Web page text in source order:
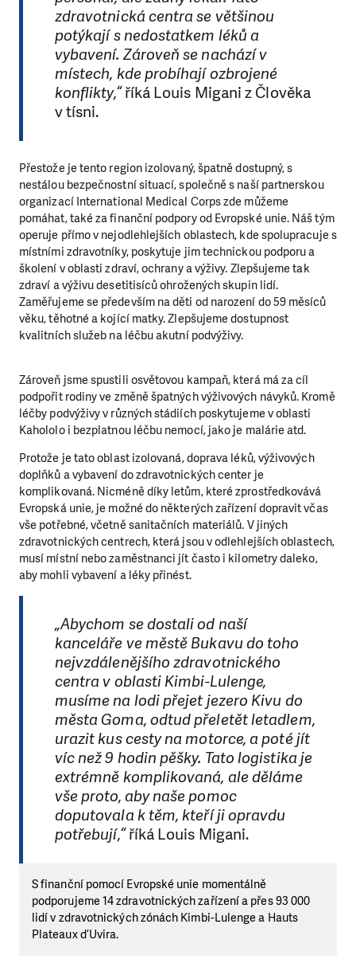
zdravotnická centra se většinou
potýkají s nedostatkem léků a
vybavení. Zároveň se nachází v
místech, kde probíhají ozbrojené
konflikty,“říká Louis Migani z Člověka
v tísni.
Přestože je tento region izolovaný, špatně dostupný, s
nestálou bezpečnostní situací, společně s naší partnerskou
organizací International Medical Corps zde můžeme
pomáhat, také za finanční podpory od Evropské unie. Náš tým
operuje přímo v nejodlehlejších oblastech, kde spolupracuje s
místními zdravotníky, poskytuje jim technickou podporu a
školení v oblasti zdraví, ochrany a výživy. Zlepšujeme tak
zdraví a výživu desetitisíců ohrožených skupin lidí.
Zaměřujeme se především na děti od narození do 59 měsíců
věku, těhotné a kojící matky. Zlepšujeme dostupnost
kvalitních služeb na léčbu akutní podvýživy.
Zároveň jsme spustili osvětovou kampaň, která má za cíl
podpořit rodiny ve změně špatných výživových návyků. Kromě
léčby podvýživy v různých stádiích poskytujeme v oblasti
Kahololo i bezplatnou léčbu nemocí, jako je malárie atd.
Protože je tato oblast izolovaná, doprava léků, výživových
doplňků a vybavení do zdravotnických center je
komplikovaná. Nicméně díky letům, které zprostředkovává
Evropská unie, je možné do některých zařízení dopravit včas
vše potřebné, včetně sanitačních materiálů. V jiných
zdravotnických centrech, která jsou v odlehlejších oblastech,
musí místní nebo zaměstnanci jít často i kilometry daleko,
aby mohli vybavení a léky přinést.
„Abychom se dostali od naší
kanceláře ve městě Bukavu do toho
nejvzdálenějšího zdravotnického
centra v oblasti Kimbi-Lulenge,
musíme na lodi přejet jezero Kivu do
města Goma, odtud přeletět letadlem,
urazit kus cesty na motorce, a poté jít
víc než 9 hodin pěšky. Tato logistika je
extrémně komplikovaná, ale děláme
vše proto, aby naše pomoc
doputovala k těm, kteří ji opravdu
potřebují,“říká Louis Migani.
S finanční pomocí Evropské unie momentálně
podporujeme 14 zdravotnických zařízení a přes 93 000
lidí v zdravotnických zónách Kimbi-Lulenge a Hauts
Plateaux d’Uvira.